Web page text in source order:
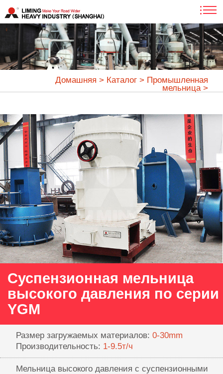
Домашняя > Каталог > Промышленная
мельница>
Суспензионная мельница
высокого давления по серии
YGM
Размер загружаемых материалов: 0-30mm
Производительность: 1-9.5т/ч
Мельница высокого давления с суспензионными